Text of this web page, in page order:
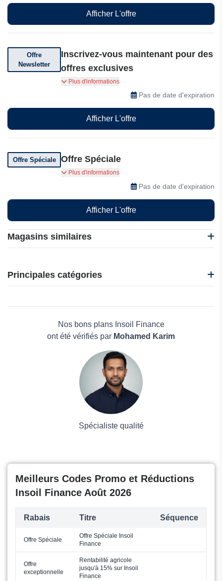
Magasins similaires
Insoil Finance
Binance
FxCash
Principales catégories
Maison & Jardin
Boissons
Nos bons plans Insoil Finance
ont été vérifiés par Mohamed Karim
Spécialiste qualité
opérations.
Afficher L'offre
Offre
Newsletter
Inscrivez-vous maintenant pour des
offres exclusives
Inscrivez-vous et abonnez-vous à Soil Finance
et recevez des offres exclusives sur les prêts
verts pour améliorer votre vie.
Plus d'informations
Pas de date d'expiration
Afficher L'offre
Offre Spéciale Offre Spéciale
Insoil Finance propose des offres spéciales à
ses clients, alors consultez-les et profitez de
Plus d'informations
Pas de date d'expiration
Afficher L'offre
Meilleurs Codes Promo et Réductions
Insoil Finance Août 2026
Rabais Titre Séquence
Offre Spéciale
Offre Spéciale Insoil
Finance
Offre
exceptionnelle
Rentabilité agricole
jusqu'à 15% sur Insoil
Finance